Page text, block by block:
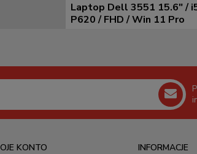
Laptop Dell 3551 15.6" /
P620 / FHD / Win 11 Pro
KONTO INFORMACJE